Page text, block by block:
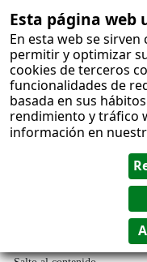
Esta página web
En esta web se
permitir y optimizar
cookies de terceros
funcionalidades de
basada en sus
rendimiento y tráfico
información en